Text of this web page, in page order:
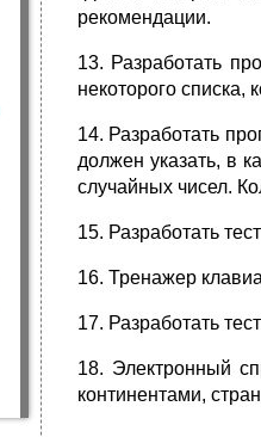
рекомендации.
13. Разработать
некоторого
14. Разработать
должен указать, в
случайных чисел.
15. Разработать
16. Тренажер
17. Разработать
18. Электронный
континентами,